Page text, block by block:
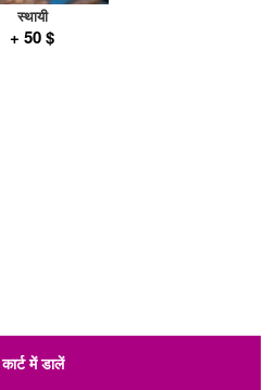
स्थायी
+ 50 $
कार्ट में डालें